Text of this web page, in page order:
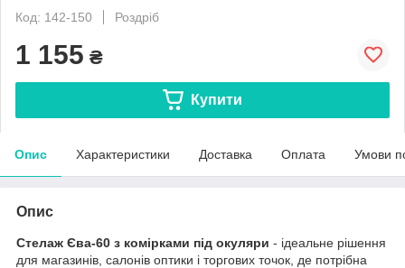
Код: 142-150
Роздріб
1 155 ₴
Купити
Опис Характеристики Доставка Оплата Умови
Опис
Стелаж Єва-60 з комірками під окуляри - ідеальне рішення
для магазинів, салонів оптики і торгових точок, де потрібна